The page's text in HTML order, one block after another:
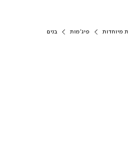
מיוחדות פיג'מות בנים